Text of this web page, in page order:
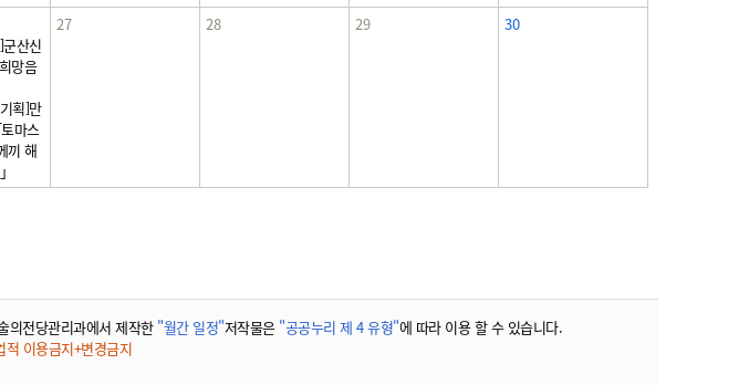
산신
망음
획]만
마스
끼 해
27 28 29 30
의전당관리과에서 제작한 "월간 일정"저작물은 "공공누리 제 4 유형"에 따라 이용 할 수 있습니다.
이용금지+변경금지